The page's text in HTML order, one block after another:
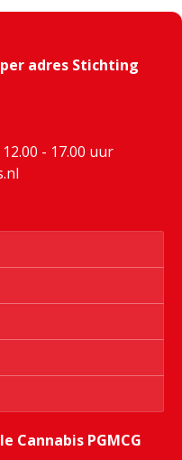
adres Stichting
- 17.00 uur
Cannabis PGMCG